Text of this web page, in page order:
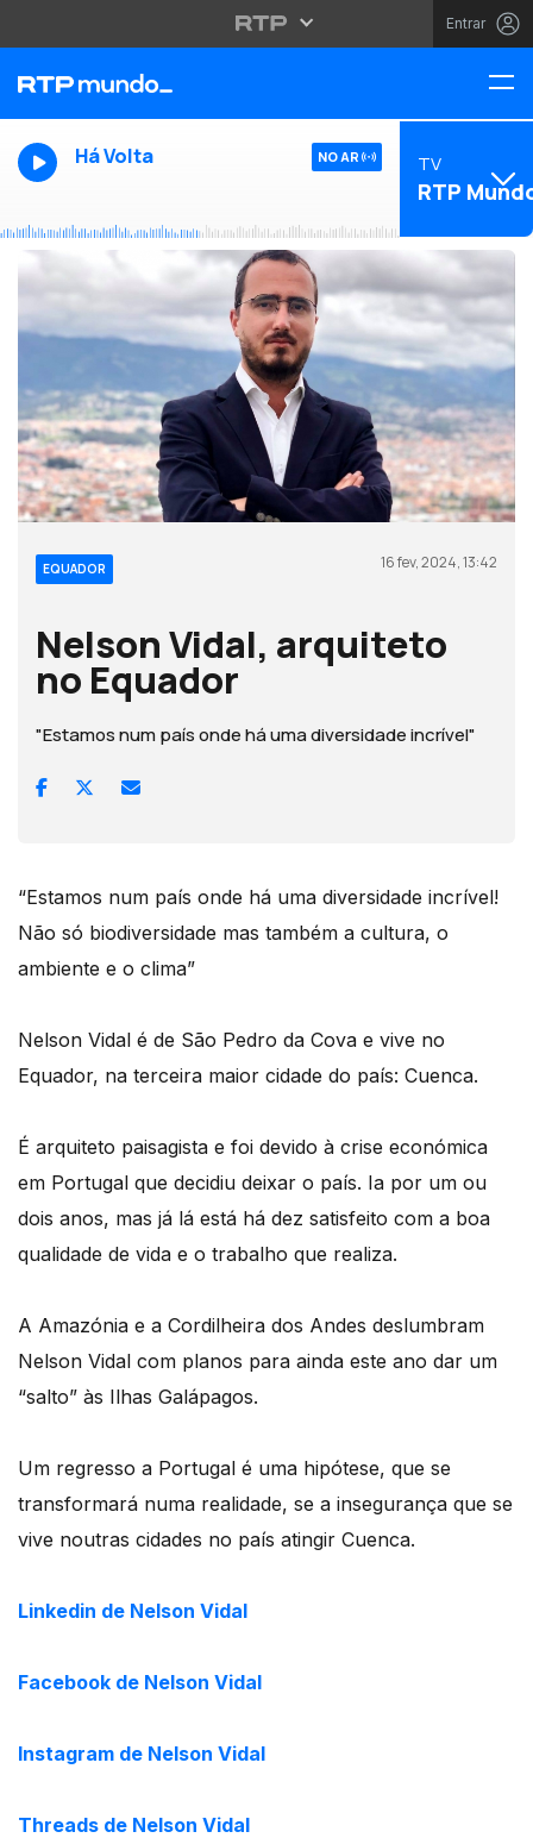
Entrar
Há Volta NO AR TV
RTP
EQUADOR 16 fev, 2024, 13:42
Nelson Vidal, arquiteto
no Equador
"Estamos num país onde há uma diversidade incrível"
“Estamos num país onde há uma diversidade incrível!
Não só biodiversidade mas também a cultura, o
ambiente e o clima”
Nelson Vidal é de São Pedro da Cova e vive no
Equador, na terceira maior cidade do país: Cuenca.
É arquiteto paisagista e foi devido à crise económica
em Portugal que decidiu deixar o país. Ia por um ou
dois anos, mas já lá está há dez satisfeito com a boa
qualidade de vida e o trabalho que realiza.
A Amazónia e a Cordilheira dos Andes deslumbram
Nelson Vidal com planos para ainda este ano dar um
“salto” às Ilhas Galápagos.
Um regresso a Portugal é uma hipótese, que se
transformará numa realidade, se a insegurança que se
vive noutras cidades no país atingir Cuenca.
Linkedin de Nelson Vidal
Facebook de Nelson Vidal
Instagram de Nelson Vidal
Threads de Nelson Vidal